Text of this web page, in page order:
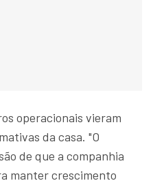
operacionais vieram
da casa. "O
de que a companhia
manter crescimento